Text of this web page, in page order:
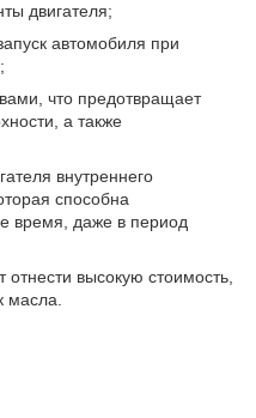
двигателя;
автомобиля при
что предотвращает
а также
внутреннего
способна
время, даже в период
высокую стоимость,
масла.